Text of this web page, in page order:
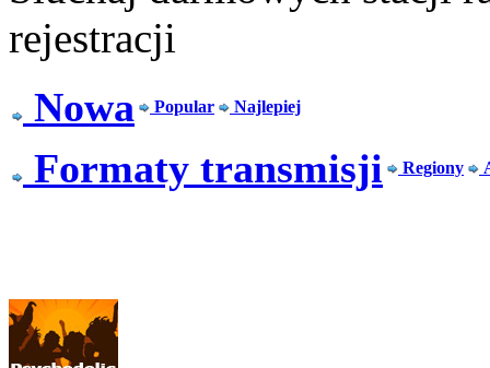
rejestracji
Nowa Popular Najlepiej
Formaty transmisji Regiony